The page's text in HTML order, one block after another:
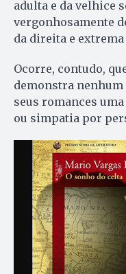
adulta e da velhice
vergonhosamente
da direita e
Ocorre, contudo,
demonstra
seus romances
ou simpatia por